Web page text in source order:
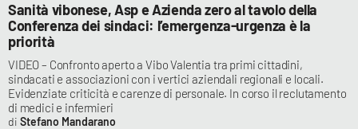
Sanità vibonese, Asp e Azienda zero al tavolo della
Conferenza dei sindaci: l’emergenza-urgenza è la
priorità
VIDEO – Confronto aperto a Vibo Valentia tra primi cittadini,
sindacati e associazioni con i vertici aziendali regionali e locali.
Evidenziate criticità e carenze di personale. In corso il reclutamento
di medici e infermieri
Stefano Mandarano